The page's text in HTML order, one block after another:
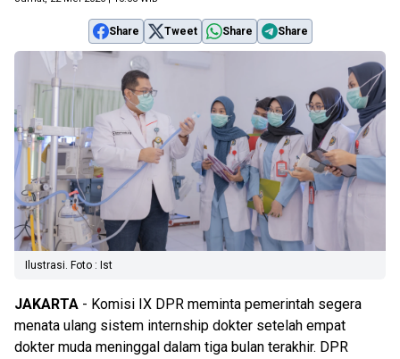
Share Tweet Share Share
Ilustrasi. Foto : Ist
JAKARTA - Komisi IX DPR meminta pemerintah segera
menata ulang sistem internship dokter setelah empat
dokter muda meninggal dalam tiga bulan terakhir. DPR